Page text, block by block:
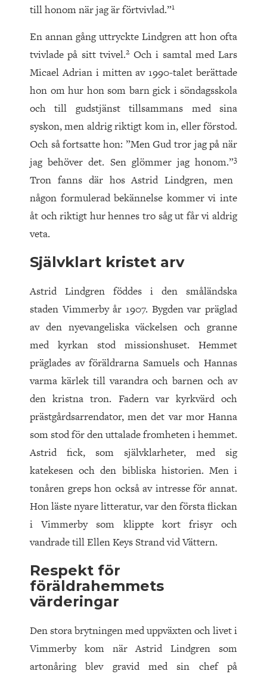
till honom när jag är förtvivlad.”1
En annan gång uttryckte Lindgren att hon ofta
tvivlade på sitt tvivel.2 Och i samtal med Lars
Micael Adrian i mitten av 1990-talet berättade
hon om hur hon som barn gick i söndagsskola
och till gudstjänst tillsammans med sina
syskon, men aldrig riktigt kom in, eller förstod.
Och så fortsatte hon: ”Men Gud tror jag på när
jag behöver det. Sen glömmer jag honom.”3
Tron fanns där hos Astrid Lindgren, men
någon formulerad bekännelse kommer vi inte
åt och riktigt hur hennes tro såg ut får vi aldrig
veta.
Självklart kristet arv
Astrid Lindgren föddes i den småländska
staden Vimmerby år 1907. Bygden var präglad
av den nyevangeliska väckelsen och granne
med kyrkan stod missionshuset. Hemmet
präglades av föräldrarna Samuels och Hannas
varma kärlek till varandra och barnen och av
den kristna tron. Fadern var kyrkvärd och
prästgårdsarrendator, men det var mor Hanna
som stod för den uttalade fromheten i hemmet.
Astrid fick, som självklarheter, med sig
katekesen och den bibliska historien. Men i
tonåren greps hon också av intresse för annat.
Hon läste nyare litteratur, var den första flickan
i Vimmerby som klippte kort frisyr och
vandrade till Ellen Keys Strand vid Vättern.
Respekt för
föräldrahemmets
värderingar
Den stora brytningen med uppväxten och livet i
Vimmerby kom när Astrid Lindgren som
artonåring blev gravid med sin chef på